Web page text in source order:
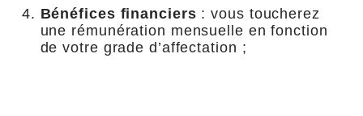
Bénéfices financiers : vous toucherez
une rémunération mensuelle en fonction
de votre grade d’affectation ;